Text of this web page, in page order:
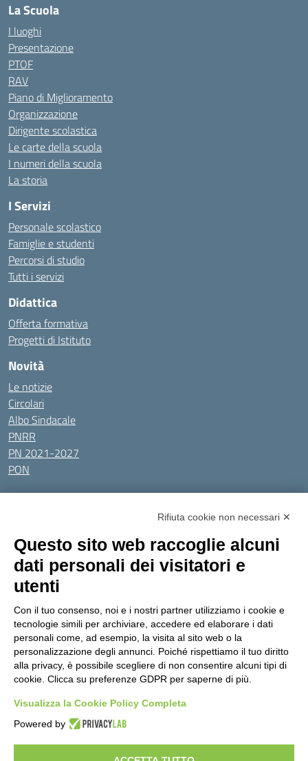
La Scuola
I luoghi
Presentazione
PTOF
RAV
Piano di Miglioramento
Organizzazione
Dirigente scolastica
Le carte della scuola
I numeri della scuola
La storia
I Servizi
Personale scolastico
Famiglie e studenti
Percorsi di studio
Tutti i servizi
Didattica
Offerta formativa
Progetti di Istituto
Novità
Le notizie
Circolari
Albo Sindacale
PNRR
PN 2021-2027
PON
Tutti gli argomenti
Amministrazione Trasparente
Privacy Policy
Dichiarazione di accessibilitàObiettivi di accessibilità
Seguici su:
Indirizzo:Via Gaetano Donizetti 30, Collegno
Centralino:0114053925 Email: toic8cg002@istruzione.it
Posta elettronica certificata (PEC):toic8cg002@pec.istruzione.it
Codice fiscale: 95641450010
Codice Indice delle Pubbliche Amministrazioni (IPA): D0ZZDV0V
Codice unico di fatturazione (CUF): FJDH3Z
Copyright 2023 © ISTITUTO COMPRENSIVO "GUGLIELMO MARCONI" |
Rifiuta cookie non necessari ✕
Questo sito web raccoglie alcuni
dati personali dei visitatori e
utenti
Con il tuo consenso, noi e i nostri partner utilizziamo i cookie e
tecnologie simili per archiviare, accedere ed elaborare i dati
personali come, ad esempio, la visita al sito web o la
personalizzazione degli annunci. Poiché rispettiamo il tuo diritto
alla privacy, è possibile scegliere di non consentire alcuni tipi di
cookie. Clicca su preferenze GDPR per saperne di più.
Visualizza la Cookie Policy Completa
Powered by